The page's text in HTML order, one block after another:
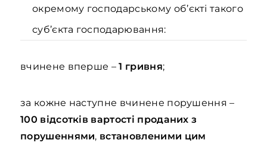
окремому господарському об’єкті такого
суб’єкта господарювання:
вчинене вперше –1 гривня;
за кожне наступне вчинене порушення –
100 відсотків вартості проданих з
порушеннями, встановленими цим